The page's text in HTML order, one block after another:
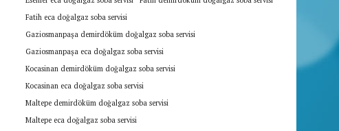
Fatih eca doğalgaz soba servisi
Gaziosmanpaşa demirdöküm doğalgaz soba servisi
Gaziosmanpaşa eca doğalgaz soba servisi
Kocasinan demirdöküm doğalgaz soba servisi
Kocasinan eca doğalgaz soba servisi
Maltepe demirdöküm doğalgaz soba servisi
Maltepe eca doğalgaz soba servisi